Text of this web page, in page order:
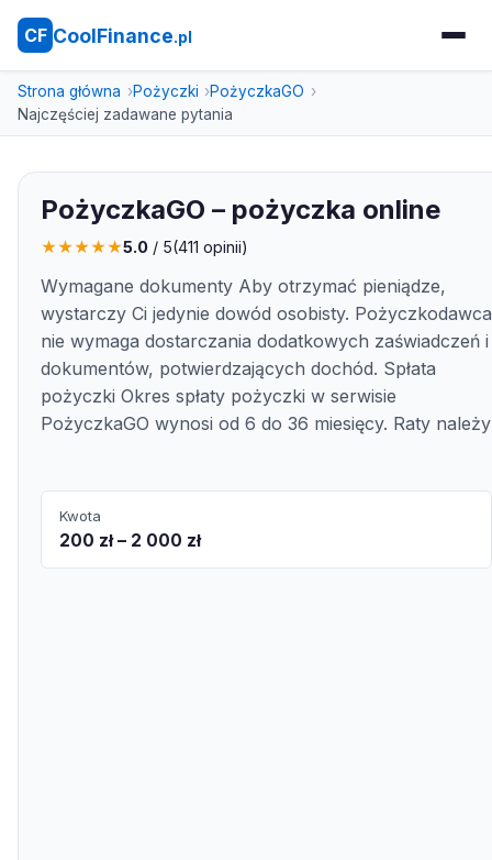
CF CoolFinance.pl
Strona główna Pożyczki
PożyczkaGO
Najczęściej zadawane pytania
PożyczkaGO – pożyczka online
★★★★★5.0 / 5(411 opinii)
Wymagane dokumenty Aby otrzymać pieniądze,
wystarczy Ci jedynie dowód osobisty. Pożyczkodawca
nie wymaga dostarczania dodatkowych zaświadczeń i
dokumentów, potwierdzających dochód. Spłata
pożyczki Okres spłaty pożyczki w serwisie
PożyczkaGO wynosi od 6 do 36 miesięcy. Raty należy
Kwota
200 zł – 2 000 zł